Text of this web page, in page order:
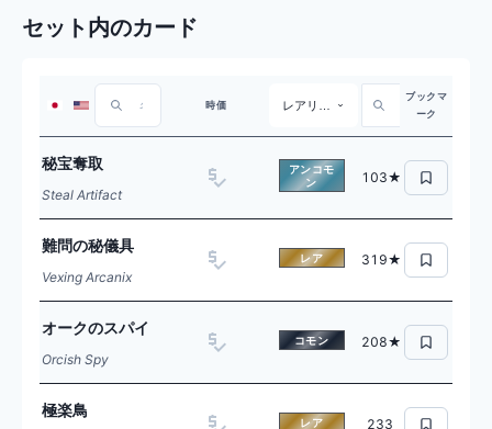
セット内のカード
時価 レアリティ
ブックマ
ーク
秘宝奪取
Steal Artifact
アンコモ
ン
103★
難問の秘儀具
Vexing Arcanix
レア 319★
オークのスパイ
Orcish Spy
コモン 208★
極楽鳥
レア 233